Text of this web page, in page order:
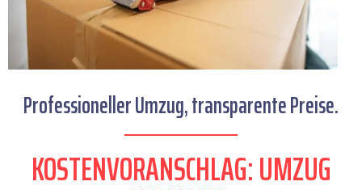
Professioneller Umzug, transparente Preise.
KOSTENVORANSCHLAG: UMZUG